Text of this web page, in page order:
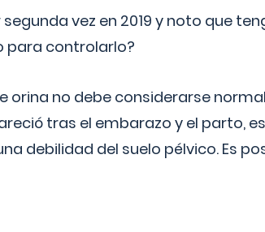
vez en 2019 y noto que
para controlarlo?
orina no debe considerarse
tras el embarazo y el parto,
debilidad del suelo pélvico. Es